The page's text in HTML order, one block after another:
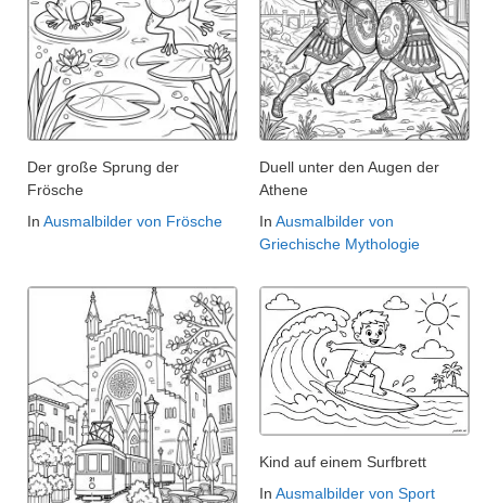
Der große Sprung der
Frösche
In Ausmalbilder von Frösche
Duell unter den Augen der
Athene
In Ausmalbilder von
Griechische Mythologie
Kind auf einem Surfbrett
In Ausmalbilder von Sport